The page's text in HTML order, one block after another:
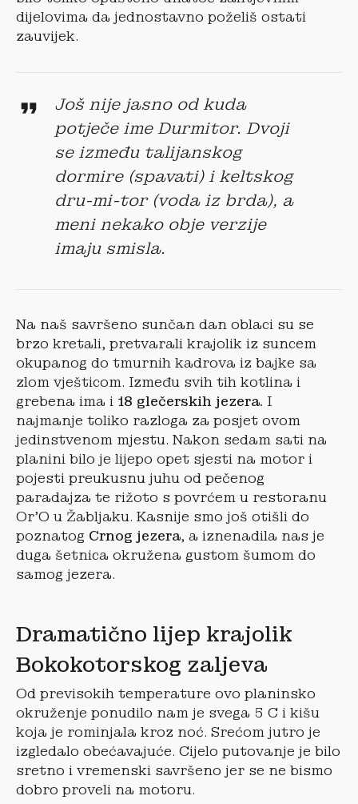
dijelovima da jednostavno poželiš ostati
zauvijek.
Još nije jasno od kuda
potječe ime Durmitor. Dvoji
se između talijanskog
dormire (spavati) i keltskog
dru-mi-tor (voda iz brda), a
meni nekako obje verzije
imaju smisla.
Na naš savršeno sunčan dan oblaci su se
brzo kretali, pretvarali krajolik iz suncem
okupanog do tmurnih kadrova iz bajke sa
zlom vješticom. Između svih tih kotlina i
grebena ima i 18 glečerskih jezera. I
najmanje toliko razloga za posjet ovom
jedinstvenom mjestu. Nakon sedam sati na
planini bilo je lijepo opet sjesti na motor i
pojesti preukusnu juhu od pečenog
paradajza te rižoto s povrćem u restoranu
Or’O u Žabljaku. Kasnije smo još otišli do
poznatog Crnog jezera, a iznenadila nas je
duga šetnica okružena gustom šumom do
samog jezera.
Dramatično lijep krajolik
Bokokotorskog zaljeva
Od previsokih temperature ovo planinsko
okruženje ponudilo nam je svega 5 C i kišu
koja je rominjala kroz noć. Srećom jutro je
izgledalo obećavajuće. Cijelo putovanje je bilo
sretno i vremenski savršeno jer se ne bismo
dobro proveli na motoru.